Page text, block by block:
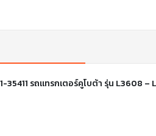
รถแทรกเตอร์คูโบต้า รุ่น L3608 –